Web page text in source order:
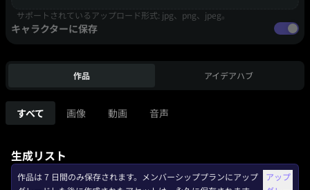
サポートされているアップロード形式: jpg、png、jpeg。
キャラクターに保存
作品 アイデアハブ
すべて 画像 動画 音声
生成リスト
作品は 7 日間のみ保存されます。メンバーシッププランにアップ
アップ